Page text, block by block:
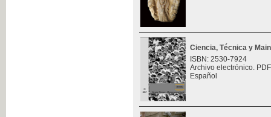
Ciencia, Técnica y
ISBN: 2530-7924
Archivo electrónico.
Español